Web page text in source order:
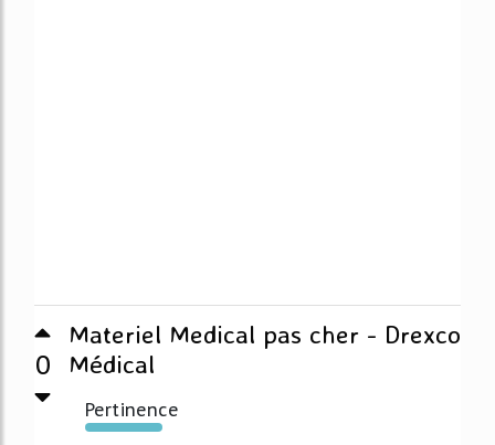
0
Materiel Medical pas cher - Drexco
Médical
Pertinence
2849%